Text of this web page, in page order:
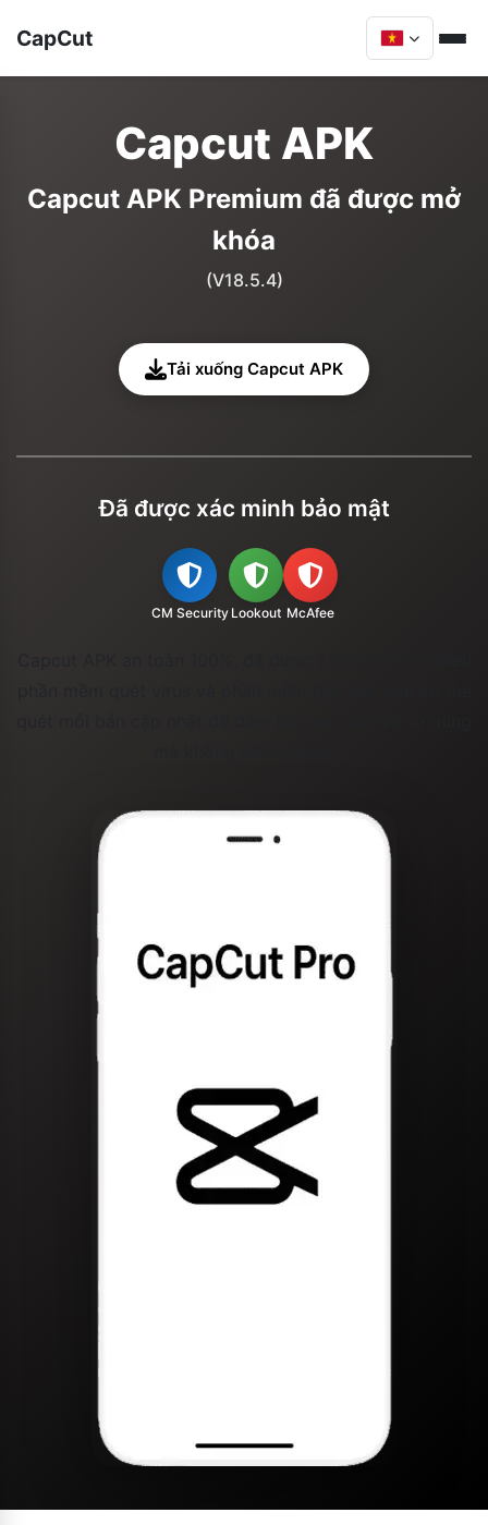
CapCut
Capcut APK
Capcut APK Premium đã được mở
khóa
(V18.5.4)
Tải xuống Capcut APK
Đã được xác minh bảo mật
CM Security Lookout McAfee